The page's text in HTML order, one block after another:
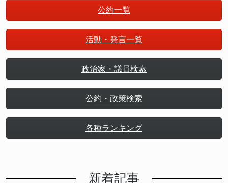
公約一覧
活動・発言一覧
政治家・議員検索
公約・政策検索
各種ランキング
新着記事